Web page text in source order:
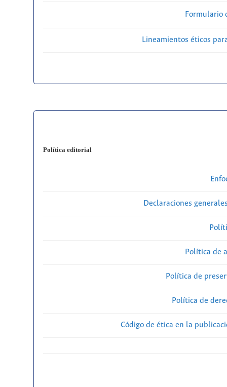
Formulario
Lineamientos éticos
Política editorial
Declaraciones
Política de
Política de
Política de
Código de ética en la